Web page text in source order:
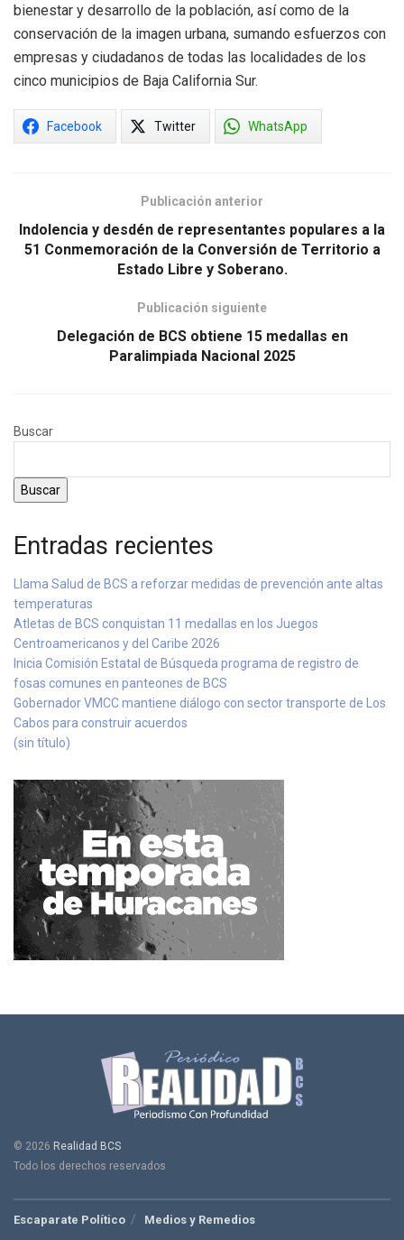
bienestar y desarrollo de la población, así como de la
conservación de la imagen urbana, sumando esfuerzos con
empresas y ciudadanos de todas las localidades de los
cinco municipios de Baja California Sur.
Facebook Twitter WhatsApp
Publicación anterior
Indolencia y desdén de representantes populares a la
51 Conmemoración de la Conversión de Territorio a
Estado Libre y Soberano.
Publicación siguiente
Delegación de BCS obtiene 15 medallas en
Paralimpiada Nacional 2025
Buscar
Buscar
Entradas recientes
Llama Salud de BCS a reforzar medidas de prevención ante altas
temperaturas
Atletas de BCS conquistan 11 medallas en los Juegos
Centroamericanos y del Caribe 2026
Inicia Comisión Estatal de Búsqueda programa de registro de
fosas comunes en panteones de BCS
Gobernador VMCC mantiene diálogo con sector transporte de Los
Cabos para construir acuerdos
(sin título)
© 2026 Realidad BCS
Todo los derechos reservados
Escaparate Político Medios y Remedios